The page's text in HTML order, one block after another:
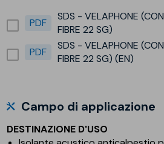
PDF
SDS - VELAPHONE
FIBRE 22 SG)
PDF
SDS - VELAPHONE
FIBRE 22 SG) (EN)
Campo di applicazione
DESTINAZIONE D'USO